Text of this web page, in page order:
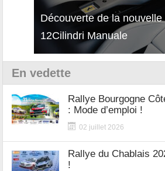
Découverte de la nouvelle
12Cilindri Manuale
En vedette
Rallye Bourgogne
: Mode d’emploi !
02 juillet 2026
Rallye du Chablais
!